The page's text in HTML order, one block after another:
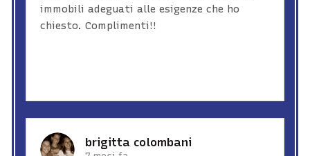
immobili adeguati alle esigenze che ho
chiesto. Complimenti!!
brigitta colombani